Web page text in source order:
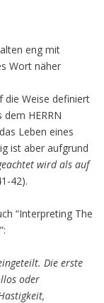
eng mit
Wort näher
die Weise definiert
HERRN
Leben eines
ist aber aufgrund
wird als auf
42).
“Interpreting The
Die erste
oder